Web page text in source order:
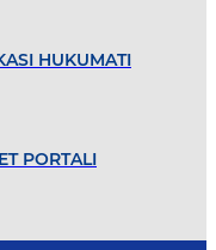
HUKUMATI
PORTALI